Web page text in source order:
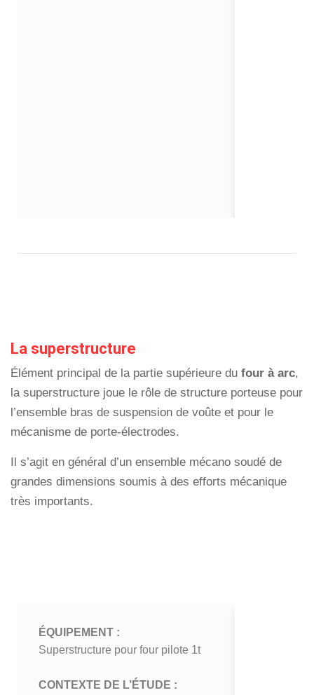
La superstructure
Élément principal de la partie supérieure du four à arc,
la superstructure joue le rôle de structure porteuse pour
l’ensemble bras de suspension de voûte et pour le
mécanisme de porte-électrodes.
Il s’agit en général d’un ensemble mécano soudé de
grandes dimensions soumis à des efforts mécanique
très importants.
ÉQUIPEMENT :
Superstructure pour four pilote 1t
CONTEXTE DE L’ÉTUDE :